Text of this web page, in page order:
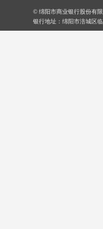
© 绵阳市商业银行股份有限
银行地址：绵阳市涪城区